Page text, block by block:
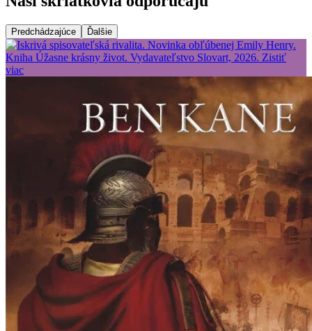
Predchádzajúce Ďalšie